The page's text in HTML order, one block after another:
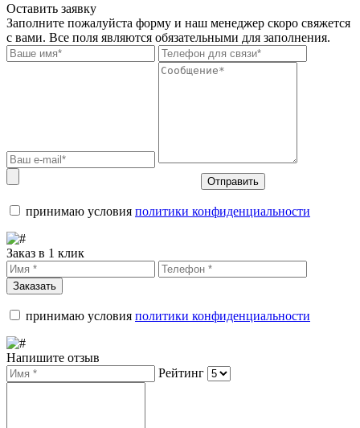
Оставить заявку
Заполните пожалуйста форму и наш менеджер скоро свяжется
с вами. Все поля являются обязательными для заполнения.
Отправить
принимаю условия политики конфиденциальности
Заказ в 1 клик
Заказать
принимаю условия политики конфиденциальности
Напишите отзыв
Рейтинг